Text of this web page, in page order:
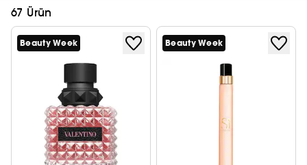
67 Ürün
Beauty Week Beauty Week